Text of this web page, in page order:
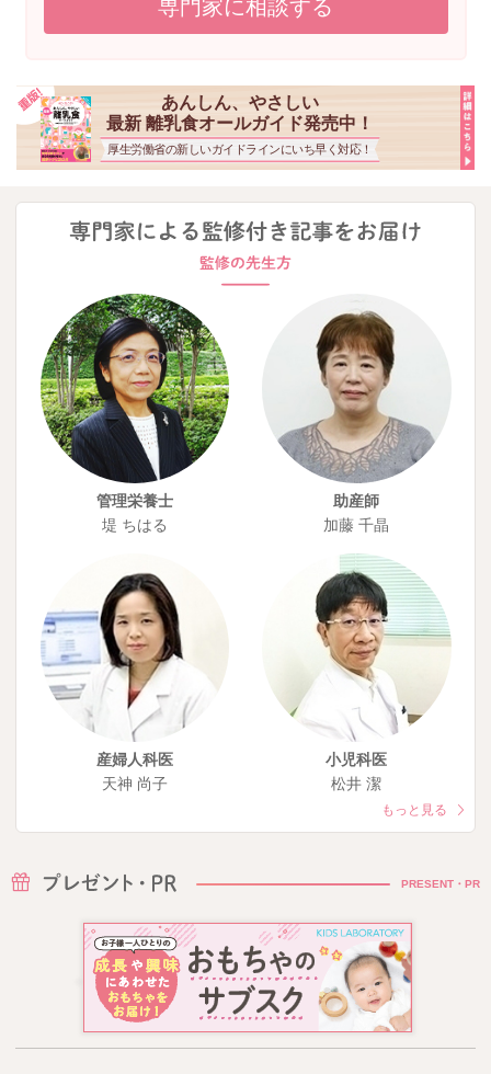
専門家に相談する
あんしん、やさしい
最新 離乳食オールガイド発売中！
厚生労働省の新しいガイドラインにいち早く対応！
管理栄養士
堤 ちはる
助産師
加藤 千晶
産婦人科医
天神 尚子
小児科医
松井 潔
もっと見る
PRESENT・PR